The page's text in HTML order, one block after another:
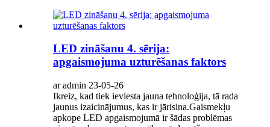
LED zināšanu 4. sērija:
apgaismojuma uzturēšanas faktors
ar admin 23-05-26
Ikreiz, kad tiek ieviesta jauna tehnoloģija, tā rada
jaunus izaicinājumus, kas ir jārisina.Gaismekļu
apkope LED apgaismojumā ir šādas problēmas